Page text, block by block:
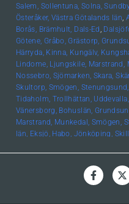
Salem, Sollentuna, Solna,
Österåker, Västra Götalands län,
Borås, Brämhult, Dals-Ed ,
Götene, Gråbo, Grästorp,
Härryda, Kinna, Kungälv,
Lindome, Ljungskile, Marstrand,
Nossebro, Sjömarken, Skara,
Skultorp, Smögen, Stenungsund,
Tidaholm, Trollhättan, Uddevalla,
Vänersborg, Bohuslän,
Marstrand, Munkedal, Smögen,
län, Eksjö, Habo, Jönköping,
Helsingborg,
Värmlands län,